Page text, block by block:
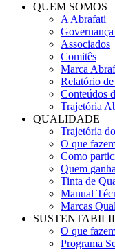
QUEM SOMOS
A Abrafati
Associados
Comitês
Marca
Relatório
Conteúdos
Trajetória
QUALIDADE
Trajetória
O que
Como
Quem
Tinta de
Manual
Marcas
O que
Programa